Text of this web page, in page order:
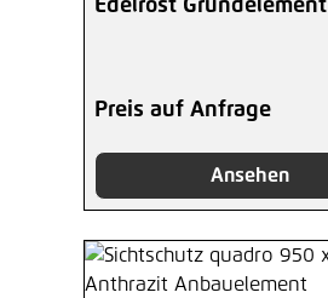
Edelrost Grundelement
Preis auf Anfrage
Ansehen